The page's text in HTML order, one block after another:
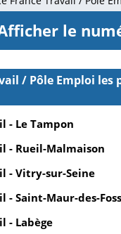
le
/ Pôle Emploi les
- Le Tampon
- Rueil-Malmaison
- Vitry-sur-Seine
- Saint-Maur-des-
- Labège